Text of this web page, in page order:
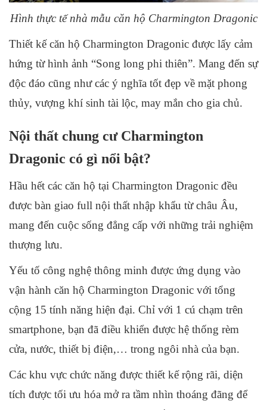
Hình thực tế nhà mẫu căn hộ Charmington Dragonic
Thiết kế căn hộ Charmington Dragonic được lấy cảm
hứng từ hình ảnh “Song long phi thiên”. Mang đến sự
độc đáo cũng như các ý nghĩa tốt đẹp về mặt phong
thủy, vượng khí sinh tài lộc, may mắn cho gia chủ.
Nội thất chung cư Charmington
Dragonic có gì nổi bật?
Hầu hết các căn hộ tại Charmington Dragonic đều
được bàn giao full nội thất nhập khẩu từ châu Âu,
mang đến cuộc sống đẳng cấp với những trải nghiệm
thượng lưu.
Yếu tố công nghệ thông minh được ứng dụng vào
vận hành căn hộ Charmington Dragonic với tổng
cộng 15 tính năng hiện đại. Chỉ với 1 cú chạm trên
smartphone, bạn đã điều khiển được hệ thống rèm
cửa, nước, thiết bị điện,… trong ngôi nhà của bạn.
Các khu vực chức năng được thiết kế rộng rãi, diện
tích được tối ưu hóa mở ra tầm nhìn thoáng đãng để